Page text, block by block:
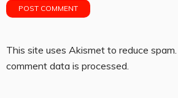
This site uses Akismet to reduce spam.
comment data is processed.